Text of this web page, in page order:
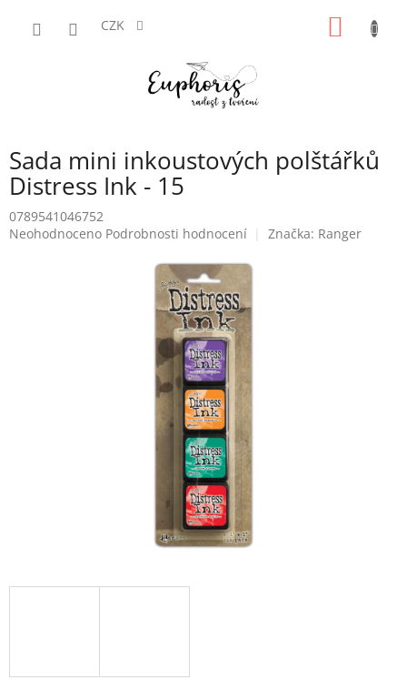
CZK
Sada mini inkoustových polštářků
Distress Ink - 15
0789541046752
Průměrné
Neohodnoceno Podrobnosti hodnocení Značka: Ranger